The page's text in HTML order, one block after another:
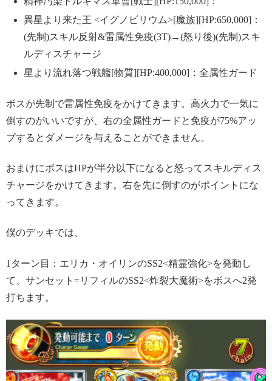
異星より来た王 <イグノビリウム>[魔族][HP:650,000]：
(先制)スキル反射&雷属性免疫(3T)→(怒り後)(先制)スキ
ルディスチャージ
星より流れ落つ戦艦[物質][HP:400,000]：全属性ガード
ボスが先制で雷属性免疫をかけてきます。高火力で一気に
倒すのがいいですが、右の全属性ガードと免疫が75%アッ
プするとダメージを与えることができません。
おまけにボスはHPが半分以下になると怒ってスキルディス
チャージをかけてきます。右を先に倒すのがポイントにな
ってきます。
僕のデッキでは、
1ターン目：エリカ・オイリンのSS2<精霊強化>を発動し
て、サンセット=リフィルのSS2<炸裂大魔術>をボスへ2発
打ちます。